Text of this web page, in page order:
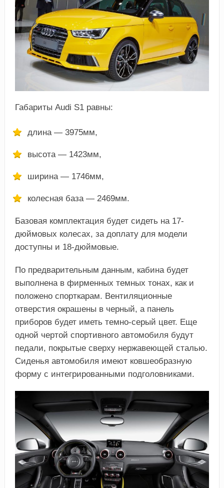
Габариты Audi S1 равны:
длина — 3975мм,
высота — 1423мм,
ширина — 1746мм,
колесная база — 2469мм.
Базовая комплектация будет сидеть на 17-
дюймовых колесах, за доплату для модели
доступны и 18-дюймовые.
По предварительным данным, кабина будет
выполнена в фирменных темных тонах, как и
положено спорткарам. Вентиляционные
отверстия окрашены в черный, а панель
приборов будет иметь темно-серый цвет. Еще
одной чертой спортивного автомобиля будут
педали, покрытые сверху нержавеющей сталью.
Сиденья автомобиля имеют ковшеобразную
форму с интегрированными подголовниками.